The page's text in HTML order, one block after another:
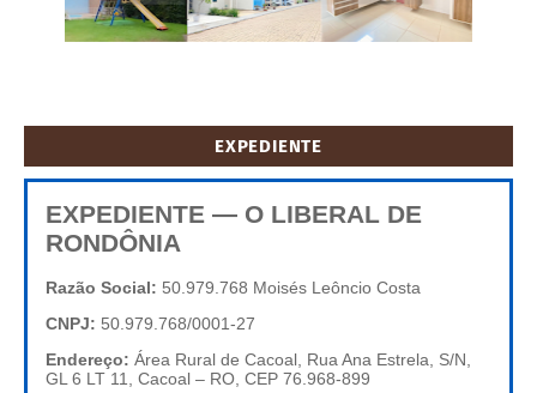
EXPEDIENTE
EXPEDIENTE — O LIBERAL DE
RONDÔNIA
Razão Social: 50.979.768 Moisés Leôncio Costa
CNPJ: 50.979.768/0001-27
Endereço: Área Rural de Cacoal, Rua Ana Estrela, S/N,
GL 6 LT 11, Cacoal – RO, CEP 76.968-899